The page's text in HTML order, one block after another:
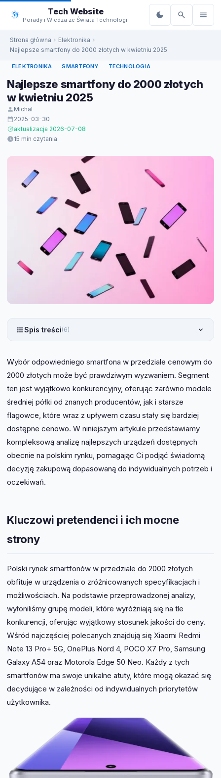
do
treści
Tech Website
Porady i Wiedza ze Świata Technologii
Strona główna
Elektronika
Najlepsze smartfony do 2000 złotych w kwietniu 2025
ELEKTRONIKA SMARTFONY TECHNOLOGIA
Najlepsze smartfony do 2000 złotych
w kwietniu 2025
Michal
2025-03-30
aktualizacja 2026-07-08
15 min czytania
Spis treści(6)
Wybór odpowiedniego smartfona w przedziale cenowym do
2000 złotych może być prawdziwym wyzwaniem. Segment
ten jest wyjątkowo konkurencyjny, oferując zarówno modele
średniej półki od znanych producentów, jak i starsze
flagowce, które wraz z upływem czasu stały się bardziej
dostępne cenowo. W niniejszym artykule przedstawiamy
kompleksową analizę najlepszych urządzeń dostępnych
obecnie na polskim rynku, pomagając Ci podjąć świadomą
decyzję zakupową dopasowaną do indywidualnych potrzeb i
oczekiwań.
Kluczowi pretendenci i ich mocne
strony
Polski rynek smartfonów w przedziale do 2000 złotych
obfituje w urządzenia o zróżnicowanych specyfikacjach i
możliwościach. Na podstawie przeprowadzonej analizy,
wyłoniliśmy grupę modeli, które wyróżniają się na tle
konkurencji, oferując wyjątkowy stosunek jakości do ceny.
Wśród najczęściej polecanych znajdują się Xiaomi Redmi
Note 13 Pro+ 5G, OnePlus Nord 4, POCO X7 Pro, Samsung
Galaxy A54 oraz Motorola Edge 50 Neo. Każdy z tych
smartfonów ma swoje unikalne atuty, które mogą okazać się
decydujące w zależności od indywidualnych priorytetów
użytkownika.